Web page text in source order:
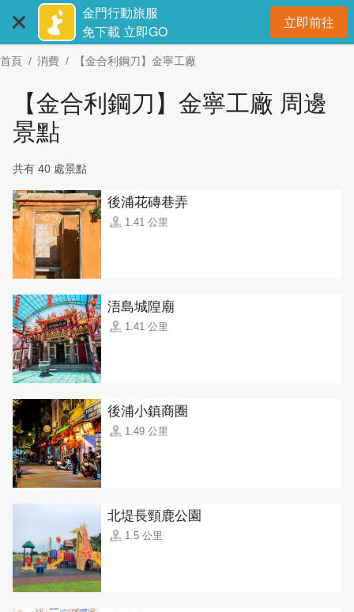
主
要
金門行動旅服
免下載 立即GO
立即前往開
首頁 消費 【金合利鋼刀】金寧工廠
【金合利鋼刀】金寧工廠 周邊
景點
共有 40 處景點
後浦花磚巷弄
1.41 公里
浯島城隍廟
1.41 公里
後浦小鎮商圈
1.49 公里
北堤長頸鹿公園
1.5 公里